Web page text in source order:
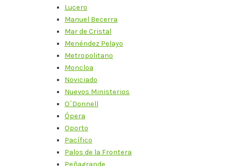
Lucero
Manuel Becerra
Mar de Cristal
Menéndez Pelayo
Metropolitano
Moncloa
Noviciado
Nuevos Ministerios
O´Donnell
Ópera
Oporto
Pacífico
Palos de la Frontera
Peñagrande